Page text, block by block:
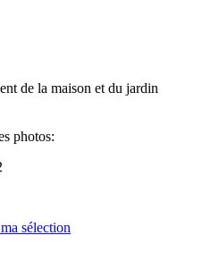
de la maison et du jardin
photos:
sélection